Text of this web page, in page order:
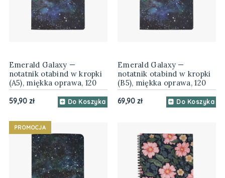
Emerald Galaxy —
notatnik otabind w kropki
(A5), miękka oprawa, 120
gsm
59,90 zł Do Koszyka
Emerald Galaxy —
notatnik otabind w kropki
(B5), miękka oprawa, 120
gsm
69,90 zł Do Koszyka
PROMOCJA